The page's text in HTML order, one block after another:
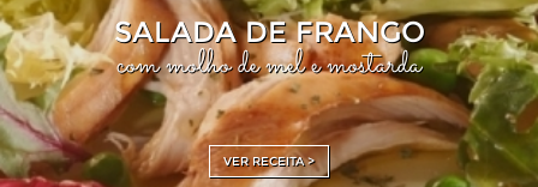
SALADA DE FRANGO
com molho de mel e mostarda
VER RECEITA >